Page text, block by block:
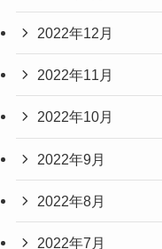
2022年12月
2022年11月
2022年10月
2022年9月
2022年8月
2022年7月